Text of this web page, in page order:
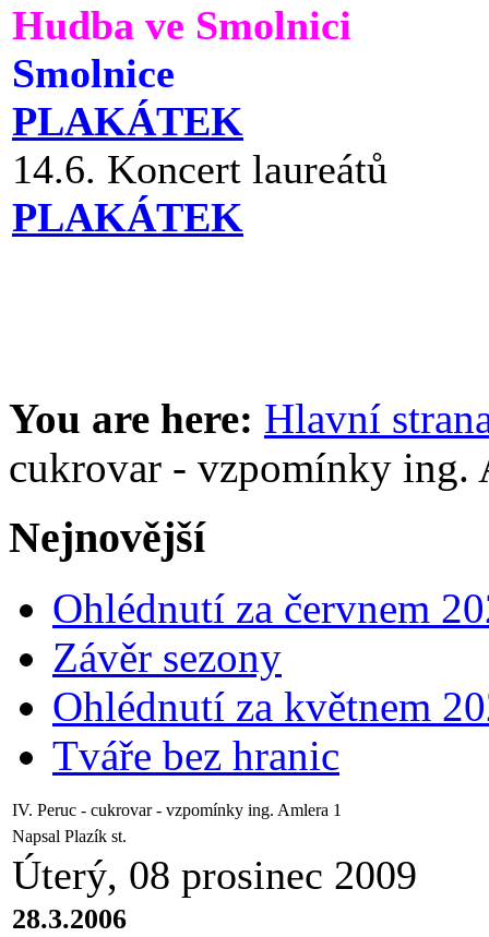
Hudba ve Smolnici
Smolnice
PLAKÁTEK
14.6. Koncert laureátů
PLAKÁTEK
You are here: Hlavní
cukrovar - vzpomínky ing.
Nejnovější
Ohlédnutí za červnem
Závěr sezony
Ohlédnutí za květnem
Tváře bez hranic
IV. Peruc - cukrovar - vzpomínky ing. Amlera 1
Napsal Plazík st.
Úterý, 08 prosinec 2009
28.3.2006